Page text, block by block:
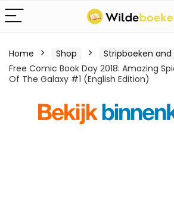
Home Shop
Stripboeken
Free Comic Book Day 2018: Amazing
Of The Galaxy #1 (English Edition)